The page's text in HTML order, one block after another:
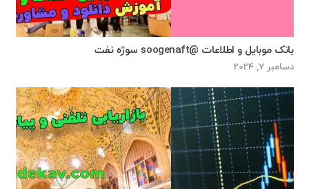
بانک موبایل و اطلاعات @soogenaft سوژه نفت
دسامبر 7, 2024